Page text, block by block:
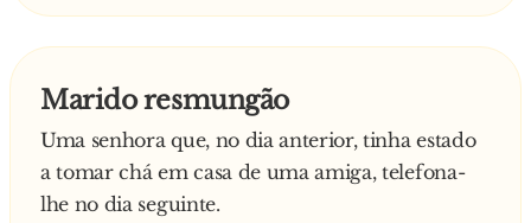
- Sim meu amor, paixão da minha vida! –
Responde ela já emocionada.
- Pois estou no bar do lado!
Marido resmungão
Uma senhora que, no dia anterior, tinha estado
a tomar chá em casa de uma amiga, telefona-
lhe no dia seguinte.